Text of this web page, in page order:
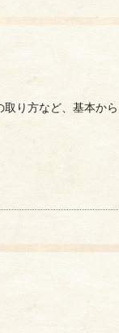
り方など、基本から